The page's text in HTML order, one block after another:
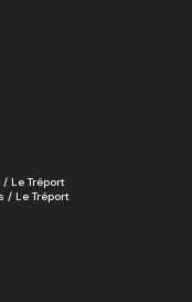
Le Tréport
/ Le Tréport